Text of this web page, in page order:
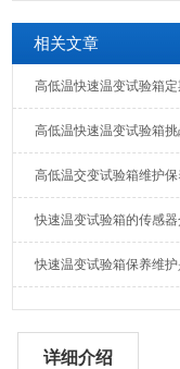
相关文章
高低温快速温变试验箱
高低温快速温变试验箱
高低温交变试验箱维护
快速温变试验箱的传感器
快速温变试验箱保养维
详细介绍